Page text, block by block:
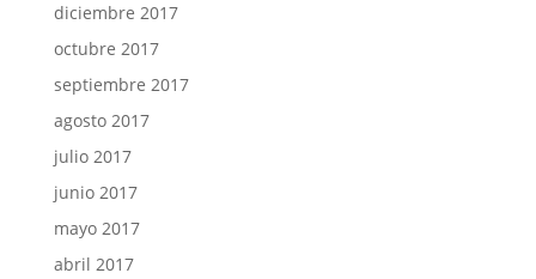
diciembre 2017
octubre 2017
septiembre 2017
agosto 2017
julio 2017
junio 2017
mayo 2017
abril 2017